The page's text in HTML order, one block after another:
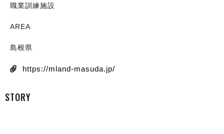
職業訓練施設
AREA
島根県
https://mland-masuda.jp/
STORY